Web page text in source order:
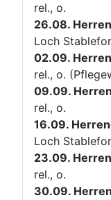
rel., o.
26.08.
Loch
02.09.
rel., o.
09.09.
rel., o.
16.09.
Loch
23.09.
rel., o.
30.09.